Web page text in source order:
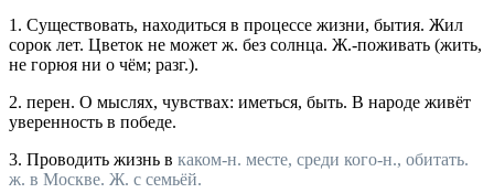
1. Существовать, находиться в процессе жизни, бытия. Жил
сорок лет. Цветок не может ж. без солнца. Ж.-поживать (жить,
не горюя ни о чём; разг.).
2. перен. О мыслях, чувствах: иметься, быть. В народе живёт
уверенность в победе.
3. Проводить жизнь в каком-н. месте, среди кого-н., обитать.
ж. в Москве. Ж. с семьёй.